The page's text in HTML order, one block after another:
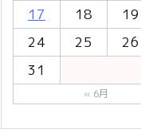
17
18 19
24
25 26
31
« 6月